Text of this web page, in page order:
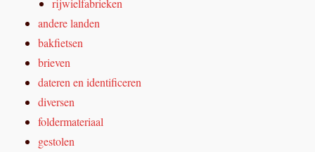
rijwielfabrieken
andere landen
bakfietsen
brieven
dateren en identificeren
diversen
foldermateriaal
gestolen